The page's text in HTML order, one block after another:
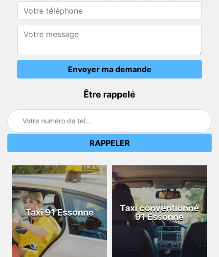
Être rappelé
Taxi 91 Essonne
Taxi conventionné
91 Essonne